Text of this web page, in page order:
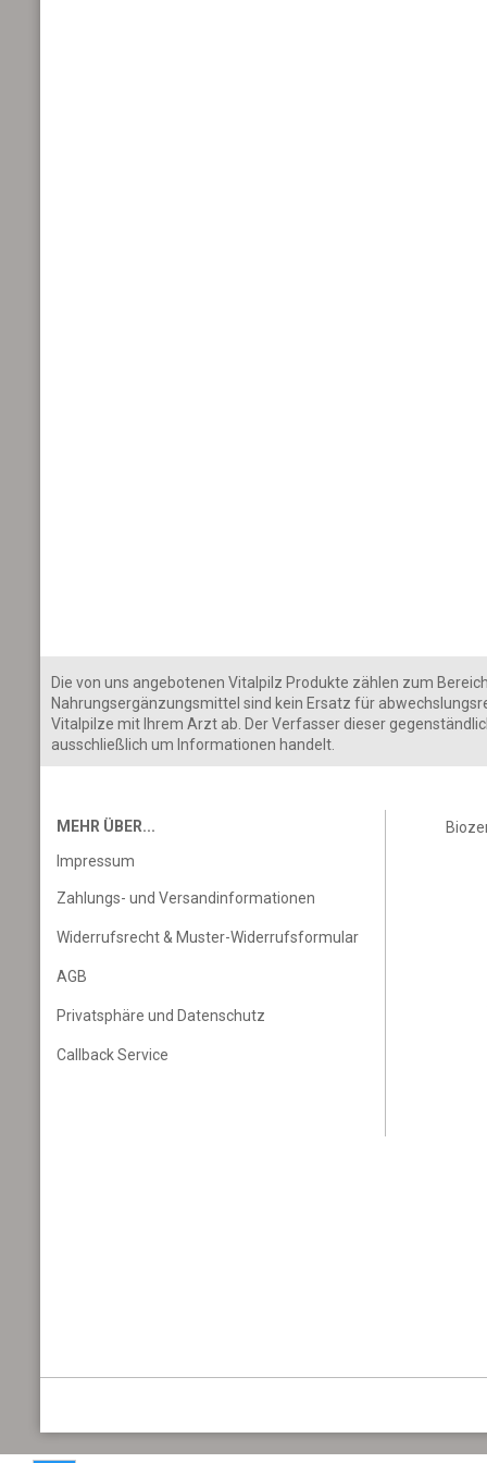
Die von uns angebotenen Vitalpilz Produkte zählen zum
Nahrungsergänzungsmittel sind kein Ersatz für
Vitalpilze mit Ihrem Arzt ab. Der Verfasser dieser
ausschließlich um Informationen handelt.
MEHR ÜBER...
Impressum
Zahlungs- und Versandinformationen
Widerrufsrecht & Muster-Widerrufsformular
AGB
Privatsphäre und Datenschutz
Callback Service